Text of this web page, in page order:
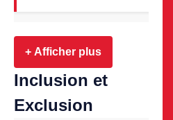
+ Afficher plus
Inclusion et
Exclusion